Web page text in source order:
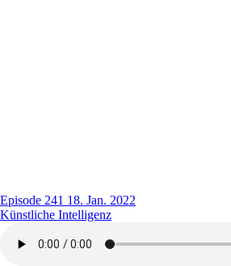
Episode 241 18. Jan. 2022
Künstliche Intelligenz